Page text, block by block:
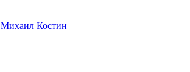
Михаил Костин